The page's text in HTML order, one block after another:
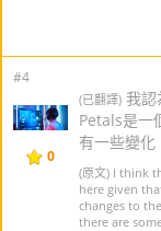
#4
0
(已翻譯) 我認
Petals是一
有一些變化
(原文) I think
here given
changes to
there are